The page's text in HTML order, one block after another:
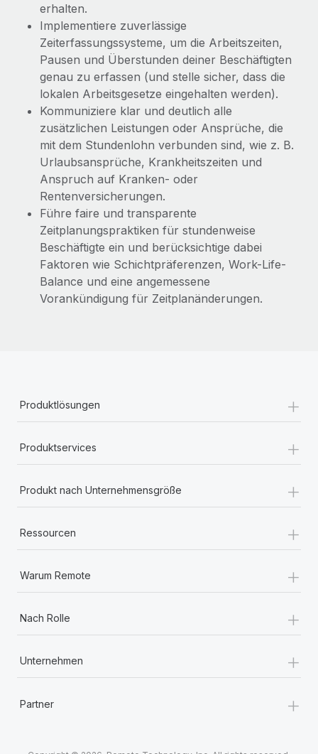
erhalten.
Implementiere zuverlässige
Zeiterfassungssysteme, um die Arbeitszeiten,
Pausen und Überstunden deiner Beschäftigten
genau zu erfassen (und stelle sicher, dass die
lokalen Arbeitsgesetze eingehalten werden).
Kommuniziere klar und deutlich alle
zusätzlichen Leistungen oder Ansprüche, die
mit dem Stundenlohn verbunden sind, wie z. B.
Urlaubsansprüche, Krankheitszeiten und
Anspruch auf Kranken- oder
Rentenversicherungen.
Führe faire und transparente
Zeitplanungspraktiken für stundenweise
Beschäftigte ein und berücksichtige dabei
Faktoren wie Schichtpräferenzen, Work-Life-
Balance und eine angemessene
Vorankündigung für Zeitplanänderungen.
Produktlösungen +
Produktservices +
Produkt nach Unternehmensgröße +
Ressourcen +
Warum Remote +
Nach Rolle +
Unternehmen +
Partner +